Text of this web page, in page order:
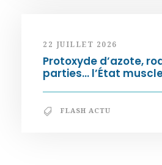
22 JUILLET 2026
Protoxyde d’azote,
parties… l’État
FLASH ACTU